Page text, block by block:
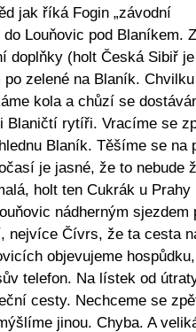
jak říká Fogin „závodní
Louňovic pod Blaníkem.
doplňky (holt Česká Sibiř
po zelené na Blaník. Chvilku
kola a chůzí se
rytíři. Vracíme se
Blaník. Těšíme se na
je jasné, že to nebude
holt ten Cukrák u Prahy
nádherným sjezdem
nejvíce Čívrs, že ta cesta
objevujeme
telefon. Na lístek od
cesty. Nechceme se
jinou. Chyba. A